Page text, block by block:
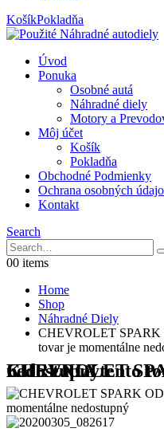
KošíkPokladňa
Úvod
Ponuka
Osobné autá
Náhradné diely
Motory a
Môj účet
Košík
Pokladňa
Obchodné Podmienky
Ochrana osobných
Kontakt
Search
00 items
Home
Shop
Náhradné Diely
CHEVROLET
tovar je momentálne
CHEVROLET SPARK ODPOR KURENIA tento tovar je momentálne nedostupný